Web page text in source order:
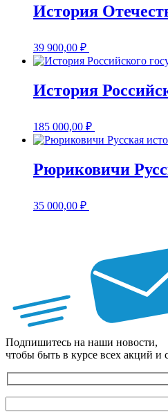
История
39 900,00 ₽
История
185 000,00 ₽
Рюриковичи
35 000,00 ₽
Подпишитесь на наши новости,
чтобы быть в курсе всех акций и